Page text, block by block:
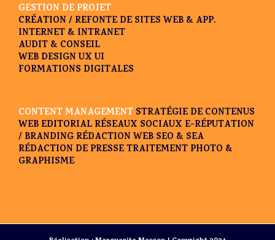
GESTION DE PROJET
CRÉATION / REFONTE DE SITES WEB & APP.
INTERNET & INTRANET
AUDIT & CONSEIL
WEB DESIGN UX UI
FORMATIONS DIGITALES
CONTENT MANAGEMENT STRATÉGIE DE CONTENUS
WEB EDITORIAL RÉSEAUX SOCIAUX E-RÉPUTATION
/ BRANDING RÉDACTION WEB SEO & SEA
RÉDACTION DE PRESSETRAITEMENT PHOTO &
GRAPHISME